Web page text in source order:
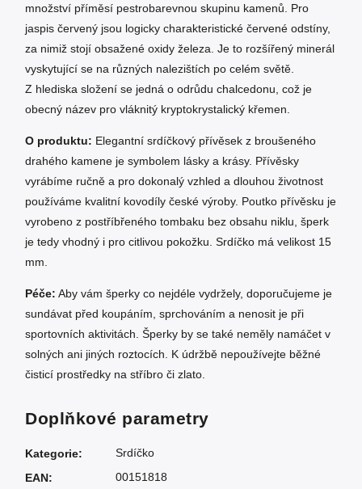
množství příměsí pestrobarevnou skupinu kamenů. Pro
jaspis červený jsou logicky charakteristické červené odstíny,
za nimiž stojí obsažené oxidy železa. Je to rozšířený minerál
vyskytující se na různých nalezištích po celém světě.
Z hlediska složení se jedná o odrůdu chalcedonu, což je
obecný název pro vláknitý kryptokrystalický křemen.
O produktu: Elegantní srdíčkový přívěsek z broušeného
drahého kamene je symbolem lásky a krásy. Přívěsky
vyrábíme ručně a pro dokonalý vzhled a dlouhou životnost
používáme kvalitní kovodíly české výroby. Poutko přívěsku je
vyrobeno z postříbřeného tombaku bez obsahu niklu, šperk
je tedy vhodný i pro citlivou pokožku. Srdíčko má velikost 15
mm.
Péče: Aby vám šperky co nejdéle vydržely, doporučujeme je
sundávat před koupáním, sprchováním a nenosit je při
sportovních aktivitách. Šperky by se také neměly namáčet v
solných ani jiných roztocích. K údržbě nepoužívejte běžné
čisticí prostředky na stříbro či zlato.
Doplňkové parametry
Kategorie:
Srdíčko
EAN: 00151818